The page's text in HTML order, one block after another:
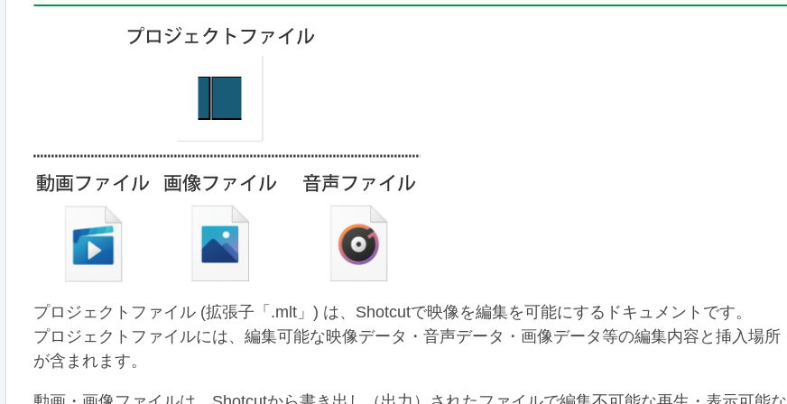
プロジェクトファイル (拡張子「.mlt」) は、Shotcutで映像を編集を可能にするドキュメントです。
プロジェクトファイルには、編集可能な映像データ・音声データ・画像データ等の編集内容と挿入場所
が含まれます。